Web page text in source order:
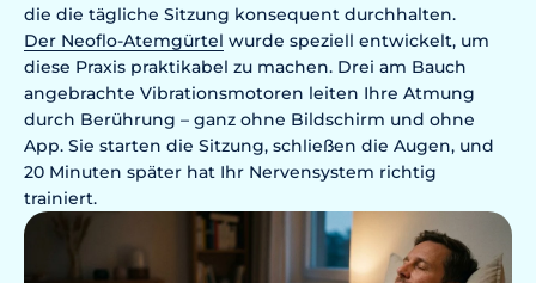
die die tägliche Sitzung konsequent durchhalten.
Der Neoflo-Atemgürtel wurde speziell entwickelt, um
diese Praxis praktikabel zu machen. Drei am Bauch
angebrachte Vibrationsmotoren leiten Ihre Atmung
durch Berührung – ganz ohne Bildschirm und ohne
App. Sie starten die Sitzung, schließen die Augen, und
20 Minuten später hat Ihr Nervensystem richtig
trainiert.